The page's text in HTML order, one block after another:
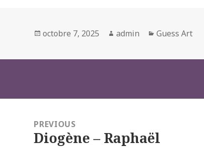
Posted
octobre 7, 2025 Author
admin Categories
Guess Art
l’article
PREVIOUS
Previous
Diogène – Raphaël